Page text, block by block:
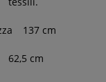
137 cm
62,5 cm